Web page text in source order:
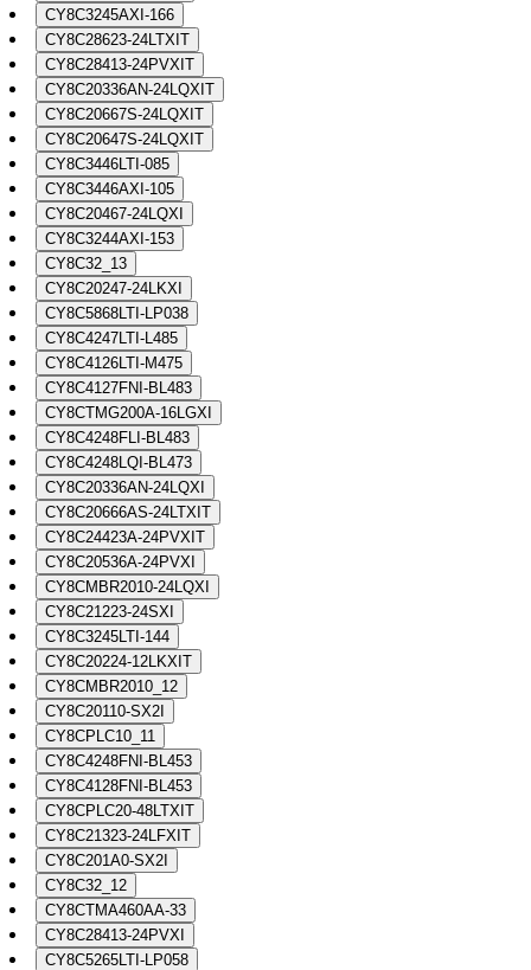
CY8C3245AXI-166
CY8C28623-24LTXIT
CY8C28413-24PVXIT
CY8C20336AN-24LQXIT
CY8C20667S-24LQXIT
CY8C20647S-24LQXIT
CY8C3446LTI-085
CY8C3446AXI-105
CY8C20467-24LQXI
CY8C3244AXI-153
CY8C32_13
CY8C20247-24LKXI
CY8C5868LTI-LP038
CY8C4247LTI-L485
CY8C4126LTI-M475
CY8C4127FNI-BL483
CY8CTMG200A-16LGXI
CY8C4248FLI-BL483
CY8C4248LQI-BL473
CY8C20336AN-24LQXI
CY8C20666AS-24LTXIT
CY8C24423A-24PVXIT
CY8C20536A-24PVXI
CY8CMBR2010-24LQXI
CY8C21223-24SXI
CY8C3245LTI-144
CY8C20224-12LKXIT
CY8CMBR2010_12
CY8C20110-SX2I
CY8CPLC10_11
CY8C4248FNI-BL453
CY8C4128FNI-BL453
CY8CPLC20-48LTXIT
CY8C21323-24LFXIT
CY8C201A0-SX2I
CY8C32_12
CY8CTMA460AA-33
CY8C28413-24PVXI
CY8C5265LTI-LP058